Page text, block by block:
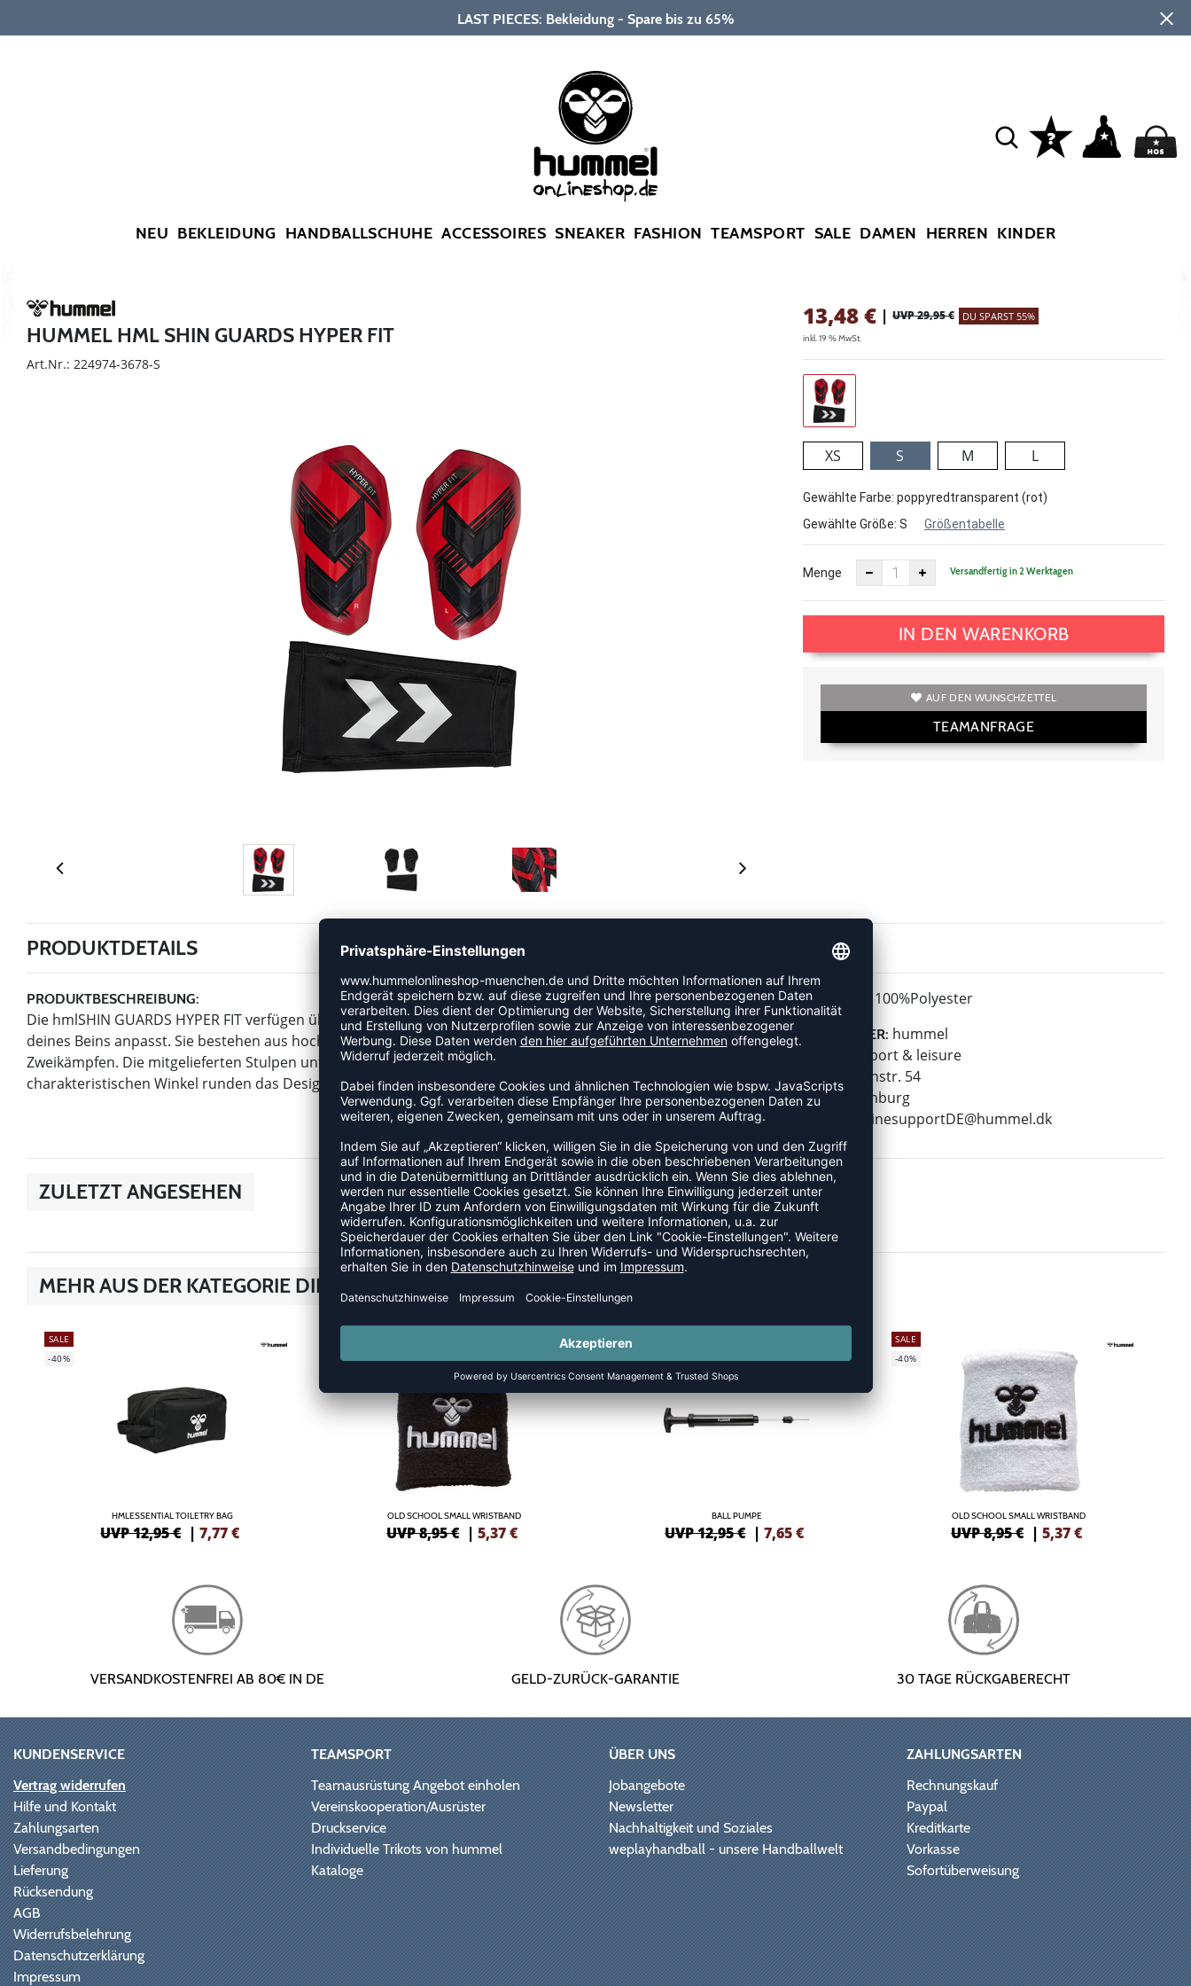
LAST PIECES: Bekleidung - Spare bis zu 65%
NEU BEKLEIDUNG HANDBALLSCHUHE ACCESSOIRES SNEAKER FASHION TEAMSPORT SALE DAMEN HERREN KINDER
HUMMEL HML SHIN GUARDS HYPER FIT
Art.Nr.: 224974-3678-S
13,48€ | UVP 29,95 € DU SPARST 55%
inkl. 19 % MwSt.
XS S M L
Gewählte Farbe: poppyredtransparent (rot)
Gewählte Größe: S Größentabelle
Menge Versandfertig in 2 Werktagen
IN DEN WARENKORB
AUF DEN WUNSCHZETTEL
TEAMANFRAGE
PRODUKTDETAILS
PRODUKTBESCHREIBUNG:
Die hmlSHIN GUARDS HYPER FIT verfügen über eine superflexible, leichte Schale, die sich perfekt an die Form
deines Beins anpasst. Sie bestehen aus hochdichtem Schaumstoff für maximale Stoßdämpfung bei rauen
Zweikämpfen. Die mitgelieferten Stulpen unterstützen den Halt der Schienbeinschoner. Unsere
charakteristischen Winkel runden das Design ab.
MATERIAL: 100%Polyester
HERSTELLER: hummel
hummel sport & leisure
Leverkusenstr. 54
22761 Hamburg
onlinesupportDE@hummel.dk
ZULETZT ANGESEHEN
MEHR AUS DER KATEGORIE DIES & DAS
SALE
-40%
HMLESSENTIAL TOILETRY BAG
UVP 12,95 € |7,77€
-40%
OLD SCHOOL SMALL WRISTBAND
UVP 8,95 € |5,37€
SALE
-41%
BALL PUMPE
UVP 12,95 € |7,65€
SALE
-40%
OLD SCHOOL SMALL WRISTBAND
UVP 8,95 € |5,37€
VERSANDKOSTENFREI AB 80€ IN DE GELD-ZURÜCK-GARANTIE 30 TAGE RÜCKGABERECHT
KUNDENSERVICE
Vertrag widerrufen
Hilfe und Kontakt
Zahlungsarten
Versandbedingungen
Lieferung
Rücksendung
AGB
Widerrufsbelehrung
Datenschutzerklärung
Impressum
TEAMSPORT
Teamausrüstung Angebot einholen
Vereinskooperation/Ausrüster
Druckservice
Individuelle Trikots von hummel
Kataloge
ÜBER UNS
Jobangebote
Newsletter
Nachhaltigkeit und Soziales
weplayhandball - unsere Handballwelt
ZAHLUNGSARTEN
Rechnungskauf
Paypal
Kreditkarte
Vorkasse
Sofortüberweisung